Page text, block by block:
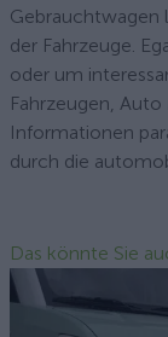
Gebrauchtwagen
der Fahrzeuge.
oder um
Fahrzeugen,
Informationen
durch die
Das könnte Sie